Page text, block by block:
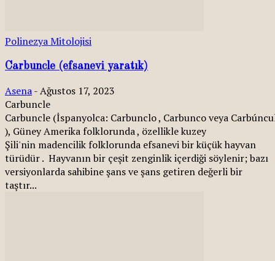
Polinezya Mitolojisi
Carbuncle (efsanevi yaratık)
Asena-Ağustos 17, 2023
Carbuncle
Carbuncle (İspanyolca: Carbunclo , Carbunco veya
), Güney Amerika folklorunda , özellikle kuzey
Şili'nin madencilik folklorunda efsanevi bir küçük hayvan
türüdür . Hayvanın bir çeşit zenginlik içerdiği söylenir; bazı
versiyonlarda sahibine şans ve şans getiren değerli bir
taştır...